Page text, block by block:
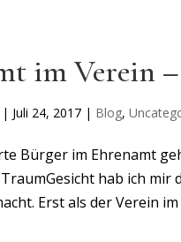
im Verein
| Juli 24, 2017 | Blog,
Bürger im Ehrenamt
hab ich mir
Erst als der Verein